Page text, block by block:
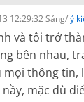
12:29:32 Sáng/ý
và tôi trở
bên nhau,
mọi thông
mặc dù